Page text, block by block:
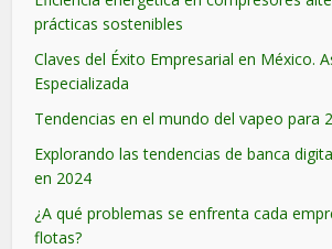
prácticas sostenibles
Claves del Éxito Empresarial en México.
Especializada
Tendencias en el mundo del vapeo para
Explorando las tendencias de banca
en 2024
¿A qué problemas se enfrenta cada
flotas?